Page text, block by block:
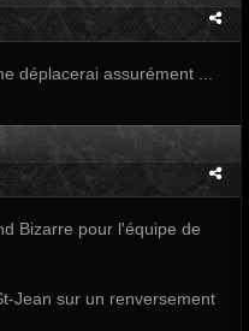
déplacerai assurément ...
Bizarre pour l'équipe de
Jean sur un renversement